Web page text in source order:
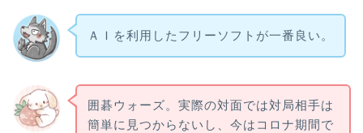
ＡＩを利用したフリーソフトが一番良い。
囲碁ウォーズ。実際の対面では対局相手は
簡単に見つからないし、今はコロナ期間で